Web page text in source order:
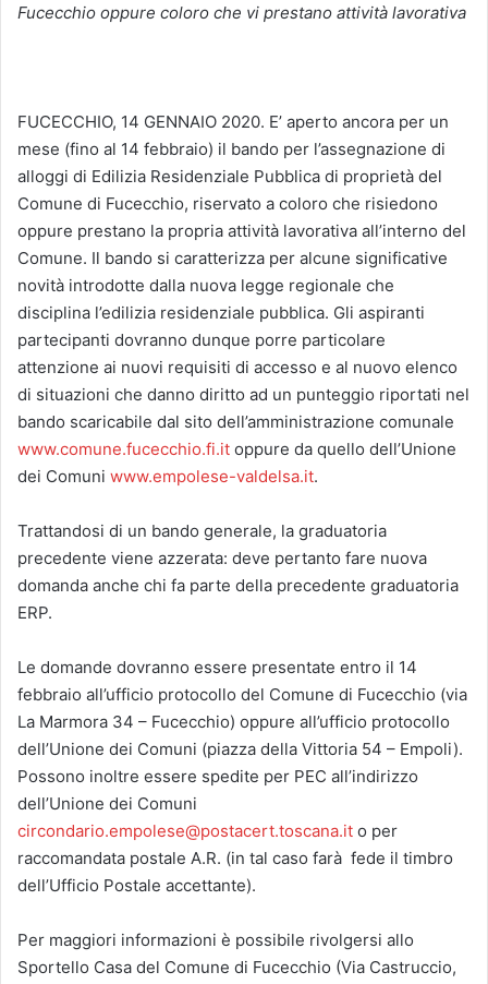
Fucecchio oppure coloro che vi prestano attività lavorativa
FUCECCHIO, 14 GENNAIO 2020. E’ aperto ancora per un
mese (fino al 14 febbraio) il bando per l’assegnazione di
alloggi di Edilizia Residenziale Pubblica di proprietà del
Comune di Fucecchio, riservato a coloro che risiedono
oppure prestano la propria attività lavorativa all’interno del
Comune. Il bando si caratterizza per alcune significative
novità introdotte dalla nuova legge regionale che
disciplina l’edilizia residenziale pubblica. Gli aspiranti
partecipanti dovranno dunque porre particolare
attenzione ai nuovi requisiti di accesso e al nuovo elenco
di situazioni che danno diritto ad un punteggio riportati nel
bando scaricabile dal sito dell’amministrazione comunale
www.comune.fucecchio.fi.it oppure da quello dell’Unione
dei Comuni www.empolese-valdelsa.it.
Trattandosi di un bando generale, la graduatoria
precedente viene azzerata: deve pertanto fare nuova
domanda anche chi fa parte della precedente graduatoria
ERP.
Le domande dovranno essere presentate entro il 14
febbraio all’ufficio protocollo del Comune di Fucecchio (via
La Marmora 34 – Fucecchio) oppure all’ufficio protocollo
dell’Unione dei Comuni (piazza della Vittoria 54 – Empoli).
Possono inoltre essere spedite per PEC all’indirizzo
dell’Unione dei Comuni
circondario.empolese@postacert.toscana.it o per
raccomandata postale A.R. (in tal caso farà fede il timbro
dell’Ufficio Postale accettante).
Per maggiori informazioni è possibile rivolgersi allo
Sportello Casa del Comune di Fucecchio (Via Castruccio,